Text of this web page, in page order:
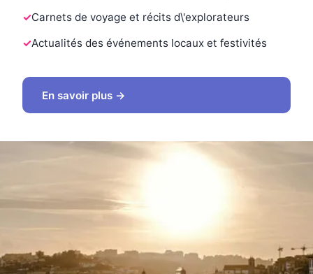
Carnets de voyage et récits d\'explorateurs
Actualités des événements locaux et festivités
En savoir plus →